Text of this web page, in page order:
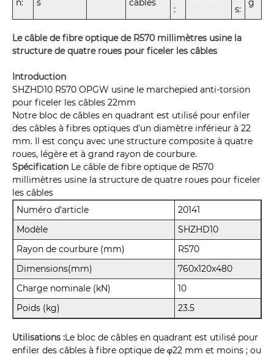
n:
s
câbles
:
s:
g
Le câble de fibre optique de R570 millimètres usine la
structure de quatre roues pour ficeler les câbles
Introduction
SHZHD10 R570 OPGW usine le marchepied anti-torsion
pour ficeler les câbles 22mm
Notre bloc de câbles en quadrant est utilisé pour enfiler
des câbles à fibres optiques d'un diamètre inférieur à 22
mm. Il est conçu avec une structure composite à quatre
roues, légère et à grand rayon de courbure.
Spécification Le câble de fibre optique de R570
millimètres usine la structure de quatre roues pour ficeler
les câbles
Numéro d'article
20141
Modèle
SHZHD10
Rayon de courbure (mm)
R570
Dimensions(mm)
760x120x480
Charge nominale (kN)
10
Poids (kg)
23.5
Utilisations :Le bloc de câbles en quadrant est utilisé pour
enfiler des câbles à fibre optique de φ22 mm et moins ; ou